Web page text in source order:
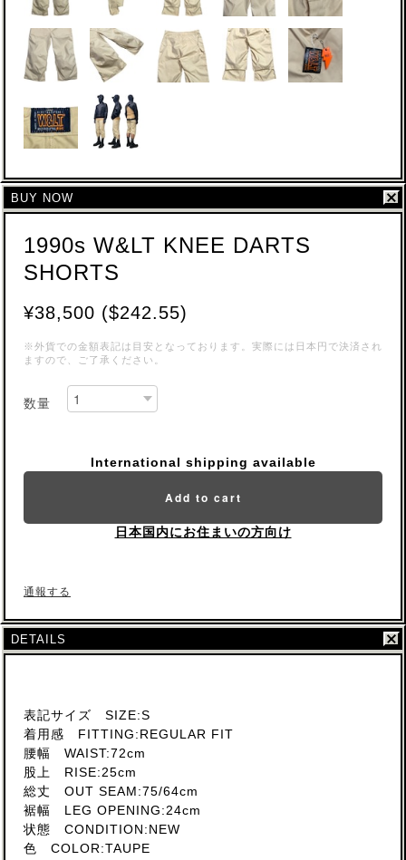
BUY NOW
1990s W&LT KNEE DARTS
SHORTS
¥38,500 ($242.55)
※外貨での金額表記は目安となっております。実際には日本円で決済され
ますので、ご了承ください。
数量
International shipping available
Add to cart
日本国内にお住まいの方向け
通報する
DETAILS
表記サイズ SIZE:S
着用感 FITTING:REGULAR FIT
腰幅 WAIST:72cm
股上 RISE:25cm
総丈 OUT SEAM:75/64cm
裾幅 LEG OPENING:24cm
状態 CONDITION:NEW
色 COLOR:TAUPE